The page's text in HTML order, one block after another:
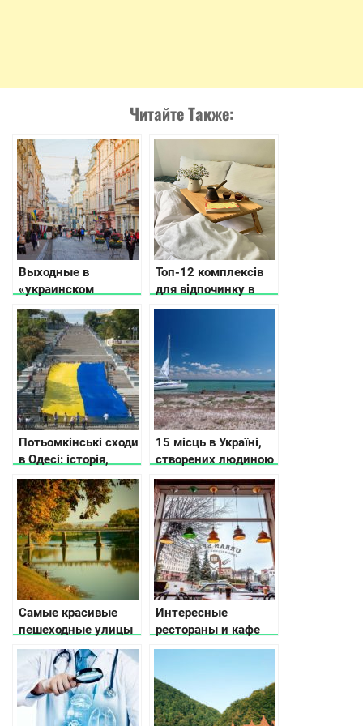
Читайте Также:
Выходные в
«украинском
Париже» – городе
Черновцы
Топ-12 комплексів
для відпочинку в
Черкаській області
Потьомкінські сходи
в Одесі: історія,
легенди, цікаві
факти
15 місць в Україні,
створених людиною
та природою, які вам
точно сподобаються
Самые красивые
пешеходные улицы
в разных городах
Украины
Интересные
рестораны и кафе
Украины, или где
позитивом